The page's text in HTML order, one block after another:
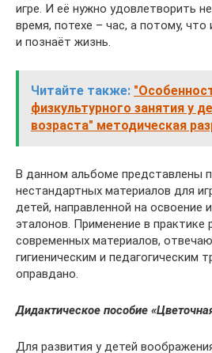
игре. И её нужно удовлетворить
время, потехе – час, а потому, что
и познаёт жизнь.
Читайте также:
физкультурного занятия у
возраста" методическая
В данном альбоме представлены
нестандартных материалов для
детей, направленной на освоение
эталонов. Применение в практике
современных материалов,
гигиеническим и педагогическим
оправдано.
Дидактическое пособие
Для развития у детей